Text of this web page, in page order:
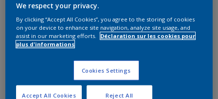
Pouvoir couvrant exceptionnel classe 1
selon DIN EN 13300
We respect your privacy.
By clicking “Accept All Cookies”, you agree to the storing of cookies
on your device to enhance site navigation, analyze site usage, and
assist in our marketing efforts.
Déclaration sur les cookies pour
plus d'informations
Cookies Settings
Reject All
Accept All Cookies